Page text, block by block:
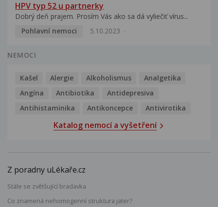
HPV typ 52 u partnerky
Dobrý deň prajem. Prosím Vás ako sa dá vyliečiť vírus...
Pohlavní nemoci
5.10.2023
NEMOCI
Kašel Alergie Alkoholismus
Analgetika
Angína
Antibiotika
Antidepresiva
Antihistaminika
Antikoncepce Antivirotika
Katalog nemocí a vyšetření
Z poradny uLékaře.cz
Stále se zvětšující bradavka
Co znamená nehomogenní struktura jater?